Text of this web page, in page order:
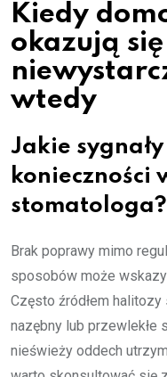
Kiedy
okazują się
wtedy
Jakie
konieczności
stomatologa?
Brak poprawy mimo
sposobów może
Często źródłem
nazębny lub przewlekłe
nieświeży oddech